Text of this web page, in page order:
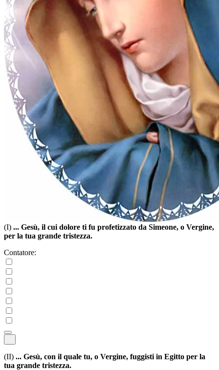
Inserzioni ai primi tre grani
... Gesù, che accresce la fede in noi.
... Gesù, che rafforza la speranza in noi.
... Gesù, che accende l'amore in noi.
(I) ... Gesù, il cui dolore ti fu profetizzato da Simeone, o Vergine,
per la tua grande tristezza.
Contatore:
(II) ... Gesù, con il quale tu, o Vergine, fuggisti in Egitto per la
tua grande tristezza.